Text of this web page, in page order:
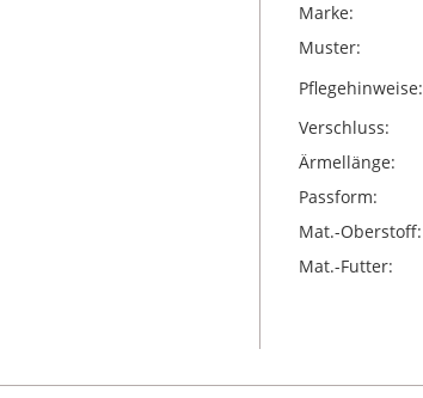
Marke:
Muster:
Pflegehinweise:
Verschluss:
Ärmellänge:
Passform:
Mat.-Oberstoff:
Mat.-Futter: